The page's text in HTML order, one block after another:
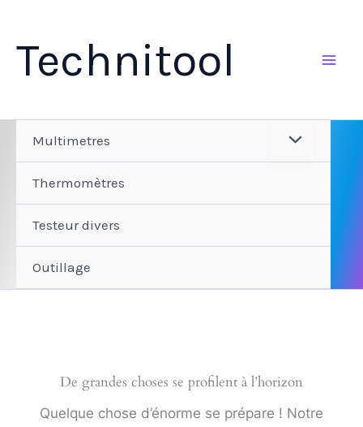
contenu
Technitool
Multimetres
Thermomètres
Testeur divers
Outillage
De grandes choses se profilent à l’horizon
Quelque chose d’énorme se prépare ! Notre